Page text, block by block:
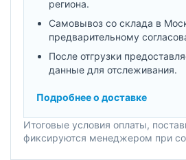
региона.
Самовывоз со склада в
предварительному
После отгрузки
данные для отслеживания.
Подробнее о доставке
Итоговые условия оплаты,
фиксируются менеджером при